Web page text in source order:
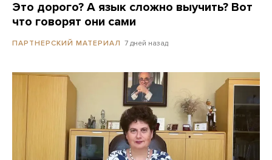
Это дорого? А язык сложно выучить? Вот
что говорят они сами
ПАРТНЕРСКИЙ МАТЕРИАЛ 7 дней назад